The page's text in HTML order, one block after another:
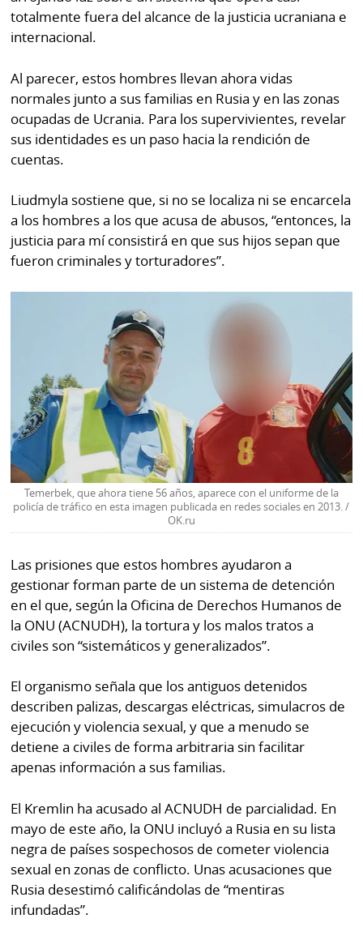
Repregunta
totalmente fuera del alcance de la justicia ucraniana e
internacional.
Al parecer, estos hombres llevan ahora vidas
normales junto a sus familias en Rusia y en las zonas
ocupadas de Ucrania. Para los supervivientes, revelar
sus identidades es un paso hacia la rendición de
cuentas.
Liudmyla sostiene que, si no se localiza ni se encarcela
a los hombres a los que acusa de abusos, “entonces, la
justicia para mí consistirá en que sus hijos sepan que
fueron criminales y torturadores”.
Temerbek, que ahora tiene 56 años, aparece con el uniforme de la
policía de tráfico en esta imagen publicada en redes sociales en 2013. /
OK.ru
Las prisiones que estos hombres ayudaron a
gestionar forman parte de un sistema de detención
en el que, según la Oficina de Derechos Humanos de
la ONU (ACNUDH), la tortura y los malos tratos a
civiles son “sistemáticos y generalizados”.
El organismo señala que los antiguos detenidos
describen palizas, descargas eléctricas, simulacros de
ejecución y violencia sexual, y que a menudo se
detiene a civiles de forma arbitraria sin facilitar
apenas información a sus familias.
El Kremlin ha acusado al ACNUDH de parcialidad. En
mayo de este año, la ONU incluyó a Rusia en su lista
negra de países sospechosos de cometer violencia
sexual en zonas de conflicto. Unas acusaciones que
Rusia desestimó calificándolas de “mentiras
infundadas”.